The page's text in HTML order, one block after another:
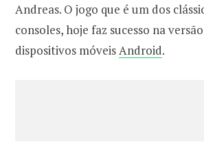
Andreas. O jogo que é um dos
consoles, hoje faz sucesso na
dispositivos móveisAndroid.